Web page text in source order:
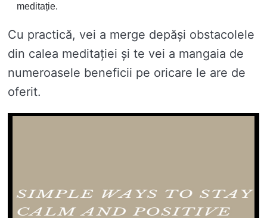
meditație.
Cu practică, vei a merge depăși obstacolele
din calea meditației și te vei a mangaia de
numeroasele beneficii pe oricare le are de
oferit.